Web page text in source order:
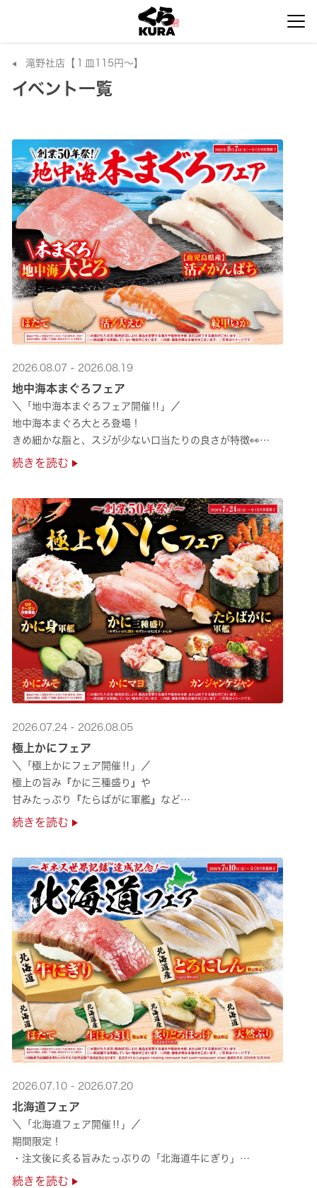
滝野社店【１皿115円～】
イベント一覧
2026.08.07 - 2026.08.19
地中海本まぐろフェア
＼「地中海本まぐろフェア開催‼」／
地中海本まぐろ大とろ登場！
きめ細かな脂と、スジが少ない口当たりの良さが特徴👀
さらに、鹿児島で育った高級魚【鹿児島県産活〆かんぱち】など
続きを読む
2026.07.24 - 2026.08.05
極上かにフェア
＼「極上かにフェア開催‼」／
極上の旨み『かに三種盛り』や
甘みたっぷり『たらばがに軍艦』など
絶品のかにを味わいつくせる！🦀
ぜひくら寿司へお越しください！✨
続きを読む
2026.07.10 - 2026.07.20
北海道フェア
＼「北海道フェア開催‼」／
期間限定！
・注文後に炙る旨みたっぷりの「北海道牛にぎり」
・濃厚な甘みの「北海道ほたて」
続きを読む